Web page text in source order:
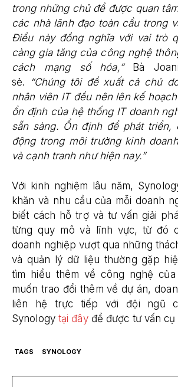
trong những chủ đề được quan
các nhà lãnh đạo toàn cầu trong
Điều này đồng nghĩa với vai trò
càng gia tăng của công nghệ
cách mạng số hóa,”Bà
sẻ.
“Chúng tôi đề xuất cả chủ
nhân viên IT đều nên lên kế
ổn định của hệ thống IT doanh
sẵn sàng. Ổn định để phát
động trong môi trường kinh
và cạnh tranh như hiện nay.”
Với kinh nghiệm lâu năm,
khăn và nhu cầu của mỗi doanh
biết cách hỗ trợ và tư vấn giải
từng quy mô và lĩnh vực, từ đó
doanh nghiệp vượt qua những
và quản lý dữ liệu thường gặp
tìm hiểu thêm về công nghệ của
muốn trao đổi thêm về dự án,
liên hệ trực tiếp với đội ngũ
Synology tại đâyđể được tư vấn cụ
TAGS SYNOLOGY